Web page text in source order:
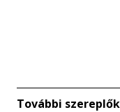
További szereplők